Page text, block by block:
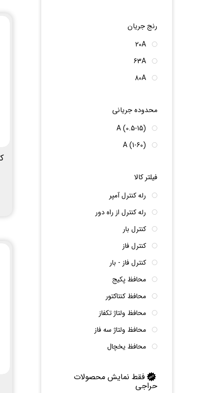
رنج جریان
20A
63A
80A
محدوده جریانی
(0.5-15) A
(1-60) A
فیلتر کالا
رله کنترل آمپر
رله کنترل از راه دور
کنترل بار
کنترل فاز
کنترل فاز - بار
محافظ پکیج
محافظ کنتاکتور
محافظ ولتاژ تکفاز
محافظ ولتاژ سه فاز
محافظ یخچال
فقط نمایش محصولات
حراجی